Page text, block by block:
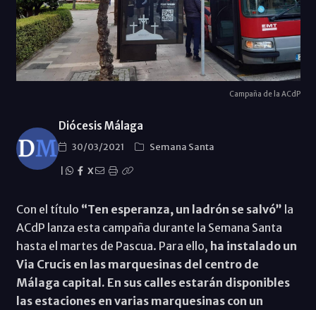
Campaña de la ACdP
Diócesis Málaga
30/03/2021
Semana Santa
X
Con el título “Ten esperanza, un ladrón se salvó” la
ACdP lanza esta campaña durante la Semana Santa
hasta el martes de Pascua. Para ello, ha instalado un
Via Crucis en las marquesinas del centro de
Málaga capital. En sus calles estarán disponibles
las estaciones en varias marquesinas con un